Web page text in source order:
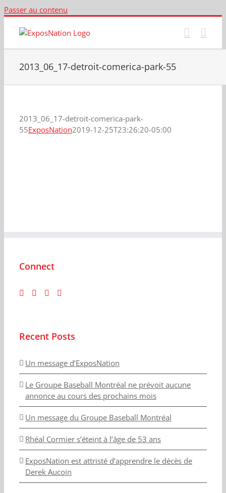
Passer au contenu
2013_06_17-detroit-comerica-park-55
2013_06_17-detroit-comerica-park-
55ExposNation2019-12-25T23:26:20-05:00
Connect
Recent Posts
Un message d’ExposNation
Le Groupe Baseball Montréal ne prévoit aucune
annonce au cours des prochains mois
Un message du Groupe Baseball Montréal
Rhéal Cormier s’éteint à l’âge de 53 ans
ExposNation est attristé d’apprendre le décès de
Derek Aucoin